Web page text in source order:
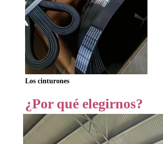
Los cinturones
¿Por qué elegirnos?